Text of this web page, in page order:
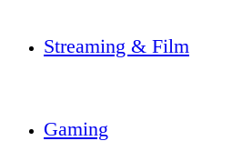
Streaming & Film
Gaming